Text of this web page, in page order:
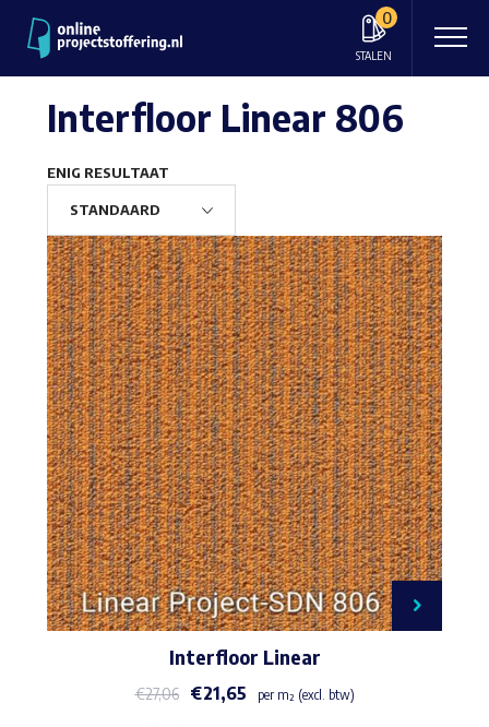
0
STALEN
Interfloor Linear 806
ENIG RESULTAAT
Interfloor Linear
€27,06 €21,65 per m² (excl. btw)